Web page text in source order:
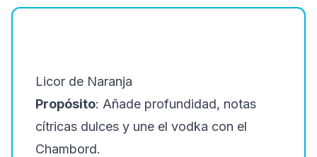
Licor de Naranja
Propósito: Añade profundidad, notas
cítricas dulces y une el vodka con el
Chambord.